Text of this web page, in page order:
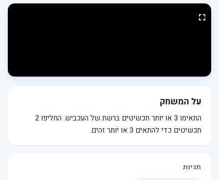
על המשחק
התאימו 3 או יותר תכשיטים ברשת של העכביש. החליפו 2
תכשיטים כדי להתאים 3 או יותר זהים.
תגיות